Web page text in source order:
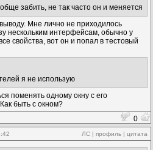
забить, не так часто он и меняется
Мне лично не приходилось
нескольким интерфейсам, обычно у
свойства, вот он и попал в тестовый
я не использую
поменять одному окну с его
быть с окном?
0
ЛС | профиль | цитата